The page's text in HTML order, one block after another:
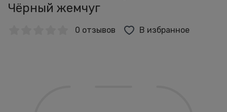
Чёрный жемчуг
0 отзывов В избранное